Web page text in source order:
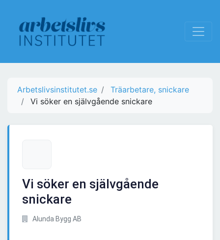
Arbetslivsinstitutet.se
Träarbetare, snickare
Vi söker en självgående snickare
Vi söker en självgående
snickare
Alunda Bygg AB